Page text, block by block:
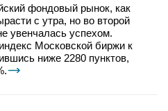
фондовый рынок, как
с утра, но во второй
увенчалась успехом.
Московской биржи к
ниже 2280 пунктов,